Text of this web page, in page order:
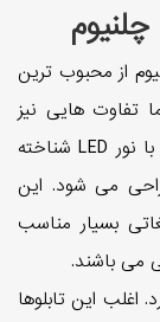
چلنیوم
از محبوب ترین
تفاوت هایی نیز
دارند: تابلو چلنیوم بیشتر به دلیل حروف برجسته با نور LED شناخته
می شود. این
بسیار مناسب
می باشند.
اغلب این تابلوها